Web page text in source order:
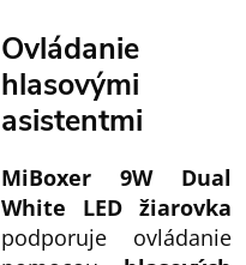
Ovládanie
hlasovými
asistentmi
MiBoxer 9W Dual
White LED žiarovka
podporuje ovládanie